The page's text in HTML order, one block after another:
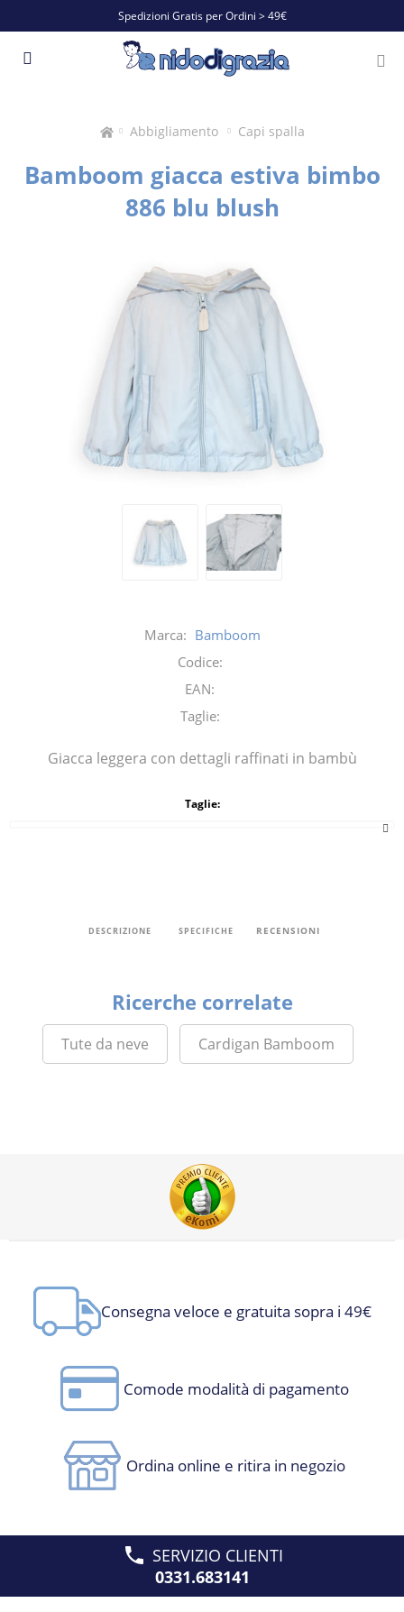
Spedizioni Gratis per Ordini > 49€
Abbigliamento Capi spalla
Bamboom giacca estiva bimbo
886 blu blush
Marca: Bamboom
Codice:
EAN:
Taglie:
Giacca leggera con dettagli raffinati in bambù
Taglie:
DESCRIZIONE SPECIFICHE RECENSIONI
Ricerche correlate
Tute da neve Cardigan Bamboom
Consegna veloce e gratuita sopra i 49€
Comode modalità di pagamento
Ordina online e ritira in negozio
SERVIZIO CLIENTI
0331.683141